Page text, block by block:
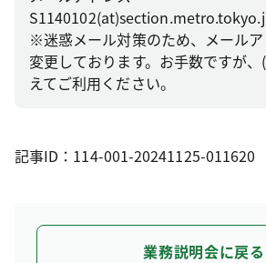
※迷惑メール対策のため、メール
変更しております。お手数ですが
えてご利用ください。
記事ID：114-001-20241125-011620
業務説明会に戻る